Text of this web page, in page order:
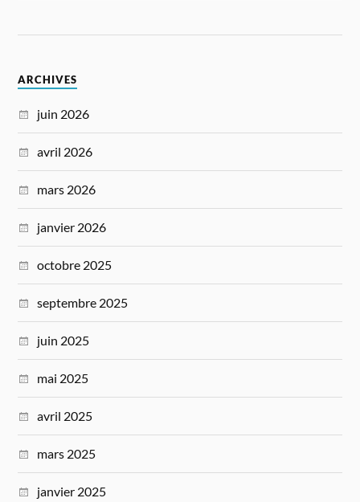
ARCHIVES
juin 2026
avril 2026
mars 2026
janvier 2026
octobre 2025
septembre 2025
juin 2025
mai 2025
avril 2025
mars 2025
janvier 2025